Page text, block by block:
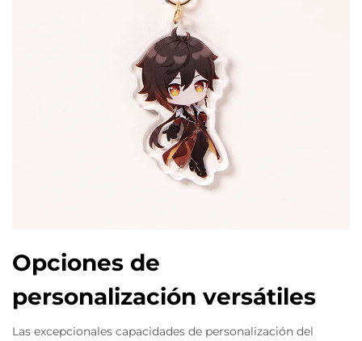
Opciones de
personalización versátiles
Las excepcionales capacidades de personalización del